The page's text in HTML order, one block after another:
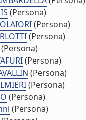
(Persona)
(Persona)
(Persona)
(Persona)
(Persona)
(Persona)
(Persona)
(Persona)
(Persona)